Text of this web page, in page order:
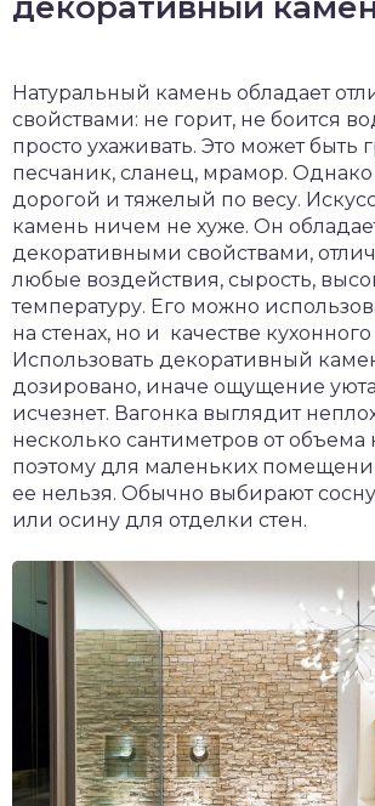
Натуральный камень обладает
свойствами: не горит, не боится
просто ухаживать. Это может быть
песчаник, сланец, мрамор.
дорогой и тяжелый по весу.
камень ничем не хуже. Он
декоративными свойствами,
любые воздействия, сырость,
температуру. Его можно
на стенах, но и качестве кухонного
Использовать декоративный
дозировано, иначе ощущение
исчезнет. Вагонка выглядит
несколько сантиметров от
поэтому для маленьких
ее нельзя. Обычно выбирают
или осину для отделки стен.